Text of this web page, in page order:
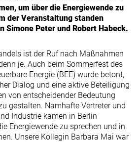
um über die Energiewende zu
der Veranstaltung standen
Simone Peter und Robert Habeck.
ist der Ruf nach Maßnahmen
je. Auch beim Sommerfest des
Energie (BEE) wurde betont,
Dialog und eine aktive Beteiligung
von entscheidender Bedeutung
gestalten. Namhafte Vertreter und
Industrie kamen in Berlin
Energiewende zu sprechen und in
Unsere Kollegin Barbara Mai war